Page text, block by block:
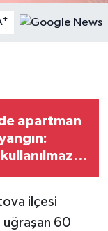
+
apartman
ilçesi
uğraşan 60